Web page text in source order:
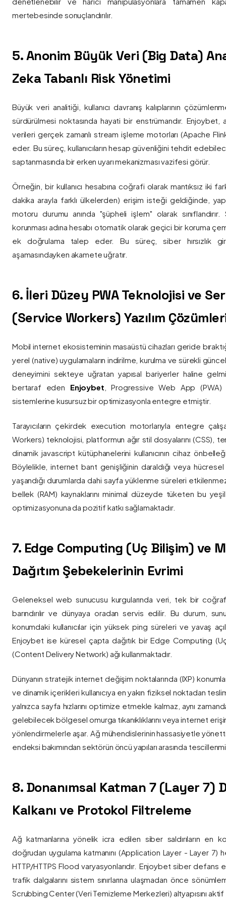
mertebesinde sonuçlandırılır.
5. Anonim Büyük Veri (Big Data)
Zeka Tabanlı Risk Yönetimi
Büyük veri analitiği, kullanıcı davranış kalıplarının
sürdürülmesi noktasında hayati bir enstrümandır. Enjoybet,
verileri gerçek zamanlı stream işleme motorları (Apache Flink
eder. Bu süreç, kullanıcıların hesap güvenliğini tehdit
saptanmasında bir erken uyarı mekanizması vazifesi görür.
Örneğin, bir kullanıcı hesabına coğrafi olarak mantıksız iki
dakika arayla farklı ülkelerden) erişim isteği geldiğinde,
motoru durumu anında "şüpheli işlem" olarak sınıflandırır.
korunması adına hesabı otomatik olarak geçici bir koruma
ek doğrulama talep eder. Bu süreç, siber hırsızlık
aşamasındayken akamete uğratır.
6. İleri Düzey PWA Teknolojisi ve
(Service Workers) Yazılım
Mobil internet ekosisteminin masaüstü cihazları geride
yerel (native) uygulamaların indirilme, kurulma ve sürekli
deneyimini sekteye uğratan yapısal bariyerler haline
bertaraf eden Enjoybet , Progressive Web App (PWA)
sistemlerine kusursuz bir optimizasyonla entegre etmiştir.
Tarayıcıların çekirdek execution motorlarıyla entegre
Workers) teknolojisi, platformun ağır stil dosyalarını (CSS),
dinamik javascript kütüphanelerini kullanıcının cihaz
Böylelikle, internet bant genişliğinin daraldığı veya
yaşandığı durumlarda dahi sayfa yüklenme süreleri
bellek (RAM) kaynaklarını minimal düzeyde tüketen bu yeşil
optimizasyonuna da pozitif katkı sağlamaktadır.
7. Edge Computing (Uç Bilişim) ve
Dağıtım Şebekelerinin Evrimi
Geleneksel web sunucusu kurgularında veri, tek bir
barındırılır ve dünyaya oradan servis edilir. Bu durum,
konumdaki kullanıcılar için yüksek ping süreleri ve yavaş
Enjoybet ise küresel çapta dağıtık bir Edge Computing
(Content Delivery Network) ağı kullanmaktadır.
Dünyanın stratejik internet değişim noktalarında (IXP)
ve dinamik içerikleri kullanıcıya en yakın fiziksel noktadan
yalnızca sayfa hızlarını optimize etmekle kalmaz, aynı
gelebilecek bölgesel omurga tıkanıklıklarını veya internet
yönlendirmelerle aşar. Ağ mühendislerinin hassasiyetle
endeksi bakımından sektörün öncü yapıları arasında
8. Donanımsal Katman 7 (Layer 7)
Kalkanı ve Protokol Filtreleme
Ağ katmanlarına yönelik icra edilen siber saldırıların en
doğrudan uygulama katmanını (Application Layer - Layer 7)
HTTP/HTTPS Flood varyasyonlarıdır. Enjoybet siber
trafik dalgalarını sistem sınırlarına ulaşmadan önce
Scrubbing Center (Veri Temizleme Merkezleri) altyapısını